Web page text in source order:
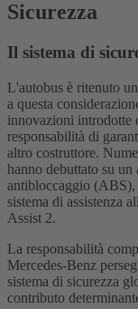
Sicurezza
Il sistema di
L'autobus è ritenuto
a questa
innovazioni introdotte
responsabilità di
altro costruttore.
hanno debuttato su
antibloccaggio
sistema di assistenza
Assist 2.
La responsabilità
Mercedes-Benz
sistema di sicurezza
contributo